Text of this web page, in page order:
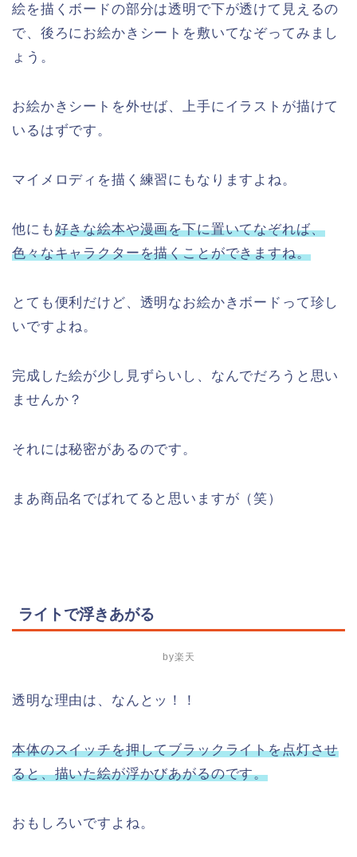
絵を描くボードの部分は透明で下が透けて見えるの
で、後ろにお絵かきシートを敷いてなぞってみまし
ょう。
お絵かきシートを外せば、上手にイラストが描けて
いるはずです。
マイメロディを描く練習にもなりますよね。
他にも好きな絵本や漫画を下に置いてなぞれば、
色々なキャラクターを描くことができますね。
とても便利だけど、透明なお絵かきボードって珍し
いですよね。
完成した絵が少し見ずらいし、なんでだろうと思い
ませんか？
それには秘密があるのです。
まあ商品名でばれてると思いますが（笑）
ライトで浮きあがる
by楽天
透明な理由は、なんとッ！！
本体のスイッチを押してブラックライトを点灯させ
ると、描いた絵が浮かびあがるのです。
おもしろいですよね。